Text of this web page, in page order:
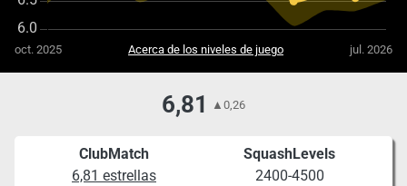
oct. 2025 Acerca de los niveles de juego jul. 2026
6,81 ▲ 0,26
ClubMatch
6,81 estrellas
SquashLevels
2400-4500